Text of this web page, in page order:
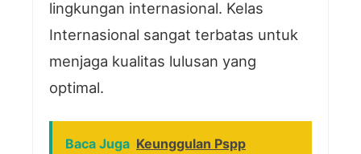
lingkungan internasional. Kelas
Internasional sangat terbatas untuk
menjaga kualitas lulusan yang
optimal.
Baca Juga Keunggulan Pspp